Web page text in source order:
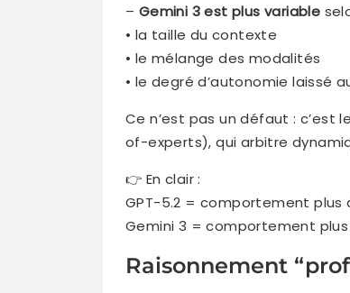
– Gemini 3 est plus variable
• la taille du contexte
• le mélange des modalités
• le degré d’autonomie laissé
Ce n’est pas un défaut : c’est
of-experts), qui arbitre
👉 En clair :
GPT-5.2 = comportement plus
Gemini 3 = comportement
Raisonnement